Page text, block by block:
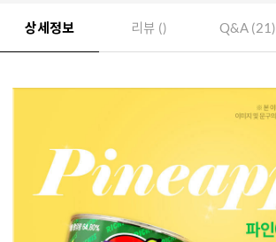
상세정보 리뷰 () Q&A (21)